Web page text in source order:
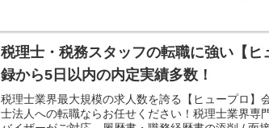
税理士・税務スタッフの転職に強い【ヒ
録から5日以内の内定実績多数！
税理士業界最大規模の求人数を誇る【ヒュープロ】
士法人への転職ならお任せください！税理士業界専